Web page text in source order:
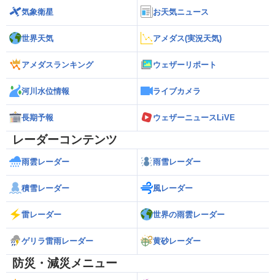
気象衛星 お天気ニュース
世界天気 アメダス(実況天気)
アメダスランキング ウェザーリポート
河川水位情報 ライブカメラ
長期予報 ウェザーニュースLiVE
レーダーコンテンツ
雨雲レーダー 雨雪レーダー
積雪レーダー 風レーダー
雷レーダー 世界の雨雲レーダー
ゲリラ雷雨レーダー 黄砂レーダー
防災・減災メニュー